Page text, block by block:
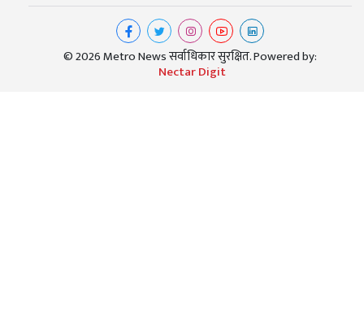
© 2026 Metro News सर्वाधिकार सुरक्षित. Powered by:
Nectar Digit